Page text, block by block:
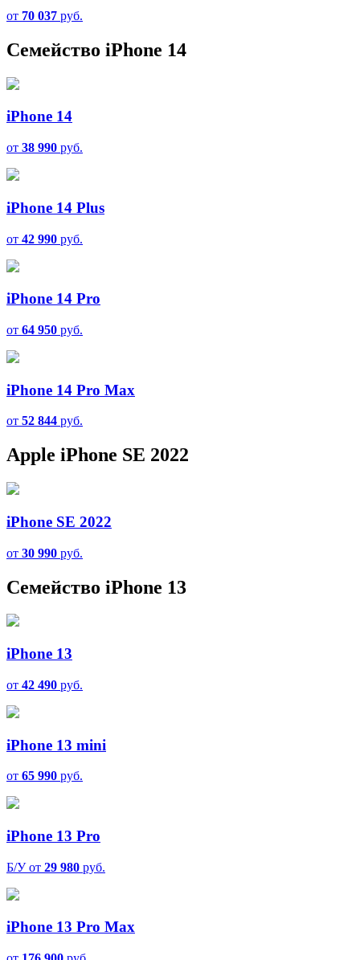
от 70 037 руб.
Семейство iPhone 14
iPhone 14
от 38 990 руб.
iPhone 14 Plus
от 42 990 руб.
iPhone 14 Pro
от 64 950 руб.
iPhone 14 Pro Max
от 52 844 руб.
Apple iPhone SE 2022
iPhone SE 2022
от 30 990 руб.
Семейство iPhone 13
iPhone 13
от 42 490 руб.
iPhone 13 mini
от 65 990 руб.
iPhone 13 Pro
Б/У от 29 980 руб.
iPhone 13 Pro Max